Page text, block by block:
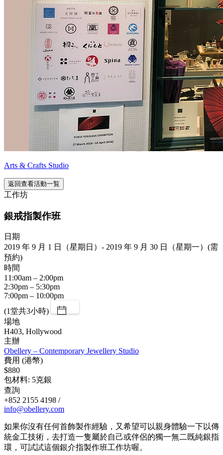
Arts & Crafts Studio
返回查看活動一覧
工作坊
銀戒指製作班
日期
2019 年 9 月 1 日（星期日）- 2019 年 9 月 30 日（星期一）(需
預約)
時間
11:00am – 2:00pm
2:30pm – 5:30pm
7:00pm – 10:00pm
(1堂共3小時)
場地
H403, Hollywood
主辦
Obellery – Contemporary Jewellery Studio
費用 (港幣)
$880
包材料: 5克銀
查詢
+852 2155 4198 /
info@obellery.com
如果你沒有任何首飾製作經驗，又希望可以親身體驗一下以傳
統金工技術，去打造一隻屬於自己或伴侶的獨一無二既純銀指
環，可試試這個銀介指製作班工作坊喔。